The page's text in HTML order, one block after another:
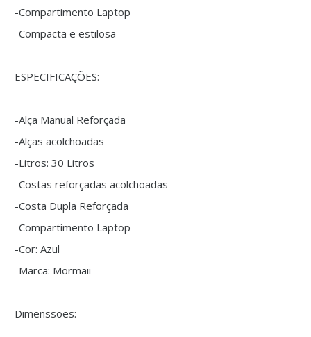
-Compartimento Laptop
-Compacta e estilosa
ESPECIFICAÇÕES:
-Alça Manual Reforçada
-Alças acolchoadas
-Litros: 30 Litros
-Costas reforçadas acolchoadas
-Costa Dupla Reforçada
-Compartimento Laptop
-Cor: Azul
-Marca: Mormaii
Dimenssões: